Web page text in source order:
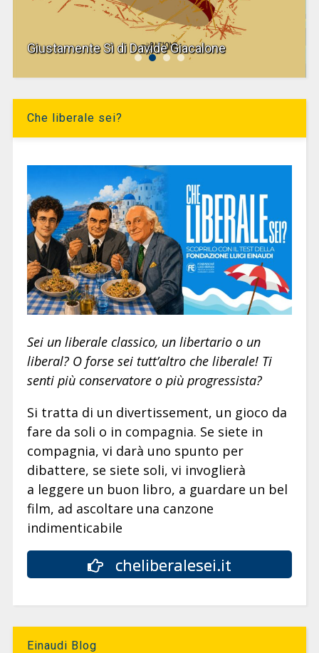
Giustamente Sì di Davide Giacalone
Che liberale sei?
Sei un liberale classico, un libertario o un
liberal? O forse sei tutt’altro che liberale! Ti
senti più conservatore o più progressista?
Si tratta di un divertissement, un gioco da
fare da soli o in compagnia. Se siete in
compagnia, vi darà uno spunto per
dibattere, se siete soli, vi invoglierà
a leggere un buon libro, a guardare un bel
film, ad ascoltare una canzone
indimenticabile
cheliberalesei.it
Einaudi Blog